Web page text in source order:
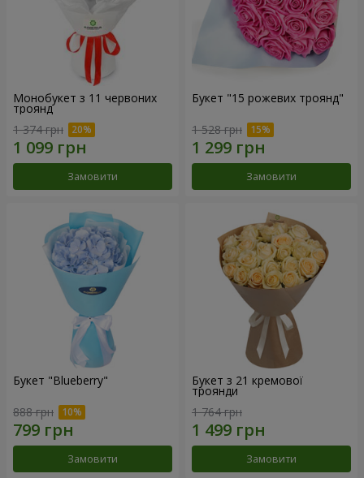
Монобукет з 11 червоних
троянд
1 374 грн
Замовити
Букет "15 рожевих троянд"
1 528 грн
Замовити
Букет "Blueberry"
888 грн
Замовити
Букет з 21 кремової
троянди
1 764 грн
Замовити